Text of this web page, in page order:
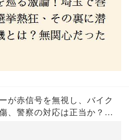
にあるものとは？
が赤信号を無視し、バイク
、警察の対応は正当か？兵